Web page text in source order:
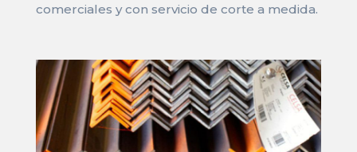
comerciales y con servicio de corte a medida.